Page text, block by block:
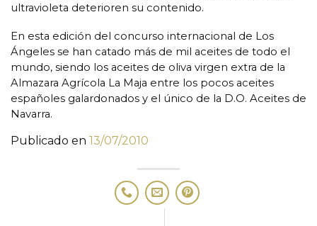
ultravioleta deterioren su contenido.
En esta edición del concurso internacional de Los
Ángeles se han catado más de mil aceites de todo el
mundo, siendo los aceites de oliva virgen extra de la
Almazara Agrícola La Maja entre los pocos aceites
españoles galardonados y el único de la D.O. Aceites de
Navarra.
Publicado en 13/07/2010